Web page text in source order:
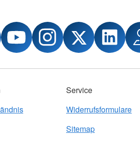
Service
Widerrufsformulare
Sitemap